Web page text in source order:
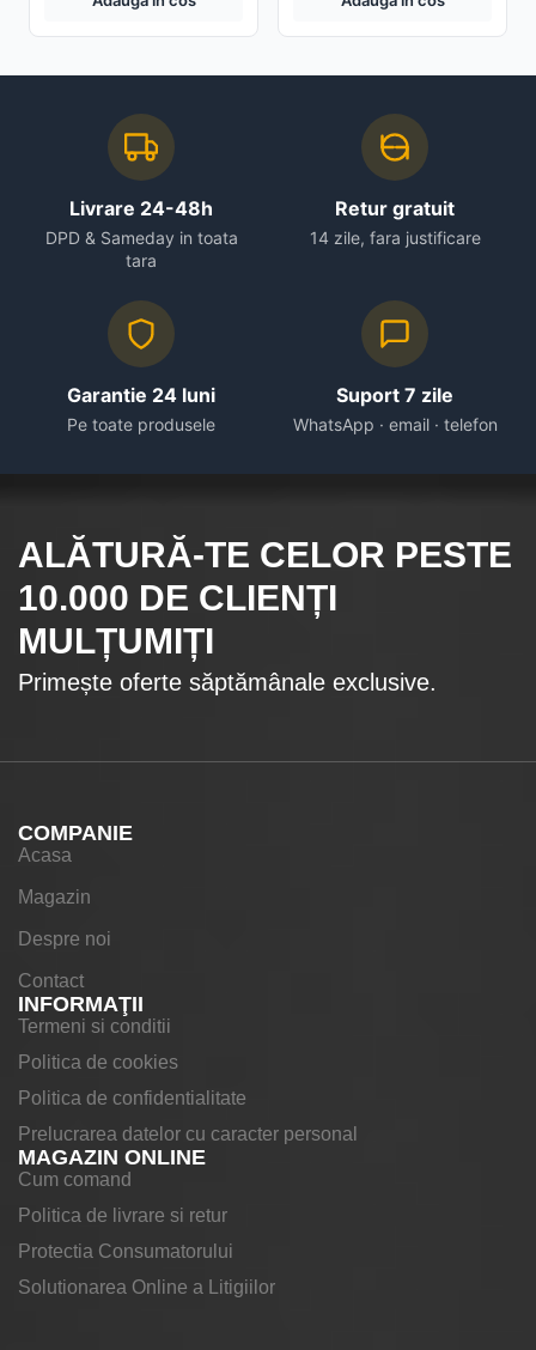
Livrare 24-48h
DPD & Sameday in toata
tara
Retur gratuit
14 zile, fara justificare
Garantie 24 luni
Pe toate produsele
Suport 7 zile
WhatsApp · email · telefon
ALĂTURĂ-TE CELOR PESTE
10.000 DE CLIENȚI
MULȚUMIȚI
Primește oferte săptămânale exclusive.
COMPANIE
Acasa
Magazin
Despre noi
Contact
INFORMAŢII
Termeni si conditii
Politica de cookies
Politica de confidentialitate
Prelucrarea datelor cu caracter personal
MAGAZIN ONLINE
Cum comand
Politica de livrare si retur
Protectia Consumatorului
Solutionarea Online a Litigiilor